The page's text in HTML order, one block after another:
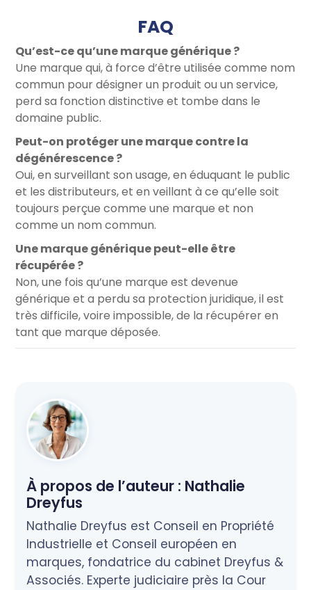
FAQ
Qu’est-ce qu’une marque générique ?
Une marque qui, à force d’être utilisée comme nom
commun pour désigner un produit ou un service,
perd sa fonction distinctive et tombe dans le
domaine public.
Peut-on protéger une marque contre la
dégénérescence ?
Oui, en surveillant son usage, en éduquant le public
et les distributeurs, et en veillant à ce qu’elle soit
toujours perçue comme une marque et non
comme un nom commun.
Une marque générique peut-elle être
récupérée ?
Non, une fois qu’une marque est devenue
générique et a perdu sa protection juridique, il est
très difficile, voire impossible, de la récupérer en
tant que marque déposée.
À propos de l’auteur : Nathalie
Dreyfus
Nathalie Dreyfus est Conseil en Propriété
Industrielle et Conseil européen en
marques, fondatrice du cabinet Dreyfus &
Associés. Experte judiciaire près la Cour